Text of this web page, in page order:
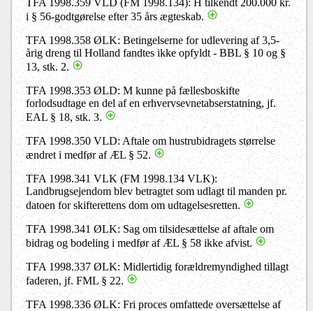
i § 56-godtgørelse efter 35 års ægteskab.
TFA 1998.358 ØLK: Betingelserne for udlevering af 3,5-
årig dreng til Holland fandtes ikke opfyldt - BBL § 10 og §
13, stk. 2.
TFA 1998.353 ØLD: M kunne på fællesboskifte
forlodsudtage en del af en erhvervsevnetabserstatning, jf.
EAL § 18, stk. 3.
TFA 1998.350 VLD: Aftale om hustrubidragets størrelse
ændret i medfør af ÆL § 52.
TFA 1998.341 VLK (FM 1998.134 VLK):
Landbrugsejendom blev betragtet som udlagt til manden pr.
datoen for skifterettens dom om udtagelsesretten.
TFA 1998.341 ØLK: Sag om tilsidesættelse af aftale om
bidrag og bodeling i medfør af ÆL § 58 ikke afvist.
TFA 1998.337 ØLK: Midlertidig forældremyndighed tillagt
faderen, jf. FML § 22.
TFA 1998.336 ØLK: Fri proces omfattede oversættelse af